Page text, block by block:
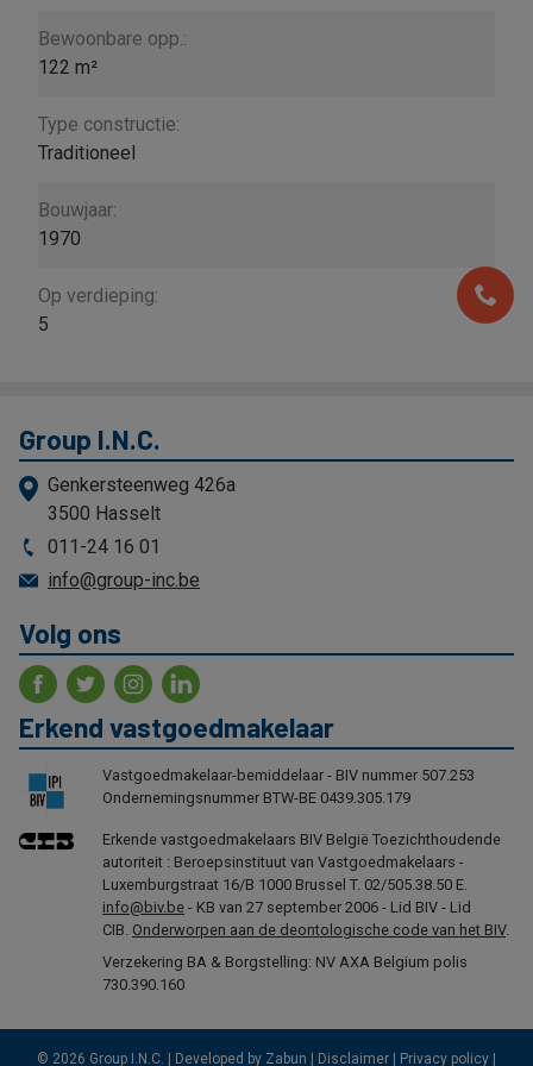
Bewoonbare opp.:
122 m²
Type constructie:
Traditioneel
Bouwjaar:
1970
Op verdieping:
5
Group I.N.C.
Genkersteenweg 426a
3500 Hasselt
011-24 16 01
info@group-inc.be
Volg ons
Erkend vastgoedmakelaar
Vastgoedmakelaar-bemiddelaar - BIV nummer 507.253
Ondernemingsnummer BTW-BE 0439.305.179
Erkende vastgoedmakelaars BIV België Toezichthoudende
autoriteit : Beroepsinstituut van Vastgoedmakelaars -
Luxemburgstraat 16/B 1000 Brussel T. 02/505.38.50 E.
info@biv.be - KB van 27 september 2006 - Lid BIV - Lid
CIB. Onderworpen aan de deontologische code van het BIV.
Verzekering BA & Borgstelling: NV AXA Belgium polis
730.390.160
© 2026 Group I.N.C. | Developed by Zabun Disclaimer Privacy policy